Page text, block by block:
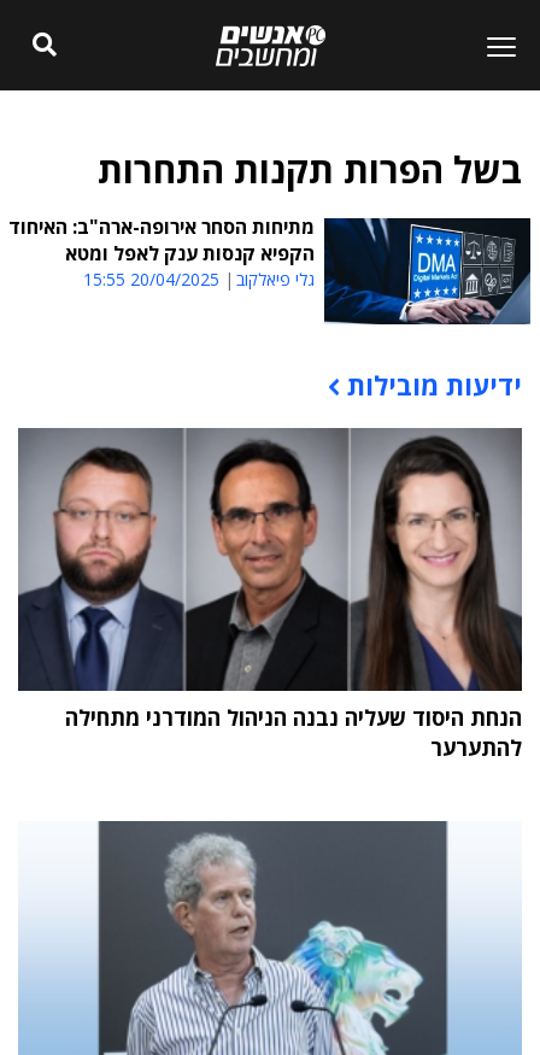
בשל הפרות תקנות התחרות
מתיחות הסחר אירופה-ארה"ב: האיחוד
הקפיא קנסות ענק לאפל ומטא
גלי פיאלקוב 20/04/2025 15:55
תוכן פרסומי
ידיעות מובילות
הנחת היסוד שעליה נבנה הניהול המודרני מתחילה
להתערער